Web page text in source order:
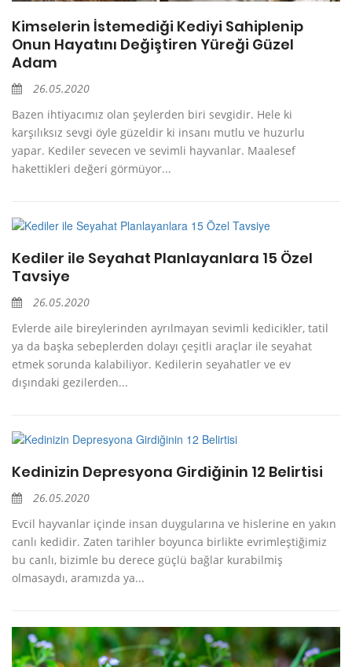
Kimselerin İstemediği Kediyi Sahiplenip
Onun Hayatını Değiştiren Yüreği Güzel
Adam
26.05.2020
Bazen ihtiyacımız olan şeylerden biri sevgidir. Hele ki
karşılıksız sevgi öyle güzeldir ki insanı mutlu ve huzurlu
yapar. Kediler sevecen ve sevimli hayvanlar. Maalesef
hakettikleri değeri görmüyor...
Kediler ile Seyahat Planlayanlara 15 Özel
Tavsiye
26.05.2020
Evlerde aile bireylerinden ayrılmayan sevimli kedicikler, tatil
ya da başka sebeplerden dolayı çeşitli araçlar ile seyahat
etmek sorunda kalabiliyor. Kedilerin seyahatler ve ev
dışındaki gezilerden...
Kedinizin Depresyona Girdiğinin 12 Belirtisi
26.05.2020
Evcil hayvanlar içinde insan duygularına ve hislerine en yakın
canlı kedidir. Zaten tarihler boyunca birlikte evrimleştiğimiz
bu canlı, bizimle bu derece güçlü bağlar kurabilmiş
olmasaydı, aramızda ya...